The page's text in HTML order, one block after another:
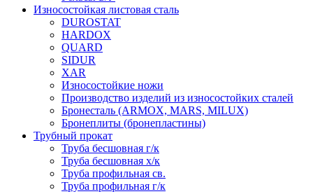
Износостойкая листовая сталь
DUROSTAT
HARDOX
QUARD
SIDUR
XAR
Износостойкие ножи
Производство изделий из износостойких сталей
Бронесталь (ARMOX, MARS, MILUX)
Бронеплиты (бронепластины)
Трубный прокат
Труба бесшовная г/к
Труба бесшовная х/к
Труба профильная св.
Труба профильная г/к